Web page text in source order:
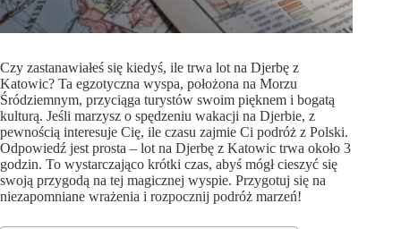
Czy zastanawiałeś się kiedyś, ile trwa lot na Djerbę z
Katowic? Ta egzotyczna wyspa, położona na Morzu
Śródziemnym, przyciąga turystów swoim pięknem i bogatą
kulturą. Jeśli marzysz o spędzeniu wakacji na Djerbie, z
pewnością interesuje Cię, ile czasu zajmie Ci podróż z Polski.
Odpowiedź jest prosta – lot na Djerbę z Katowic trwa około 3
godzin. To wystarczająco krótki czas, abyś mógł cieszyć się
swoją przygodą na tej magicznej wyspie. Przygotuj się na
niezapomniane wrażenia i rozpocznij podróż marzeń!